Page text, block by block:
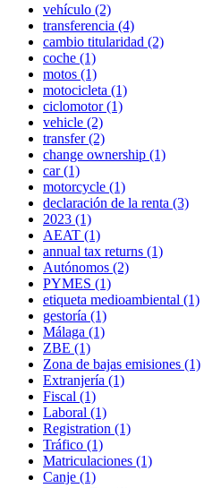
vehículo (2)
transferencia (4)
cambio titularidad (2)
coche (1)
motos (1)
motocicleta (1)
ciclomotor(1)
vehicle (2)
transfer(2)
change ownership (1)
car(1)
motorcycle (1)
declaración de la renta (3)
2023 (1)
AEAT (1)
annual tax returns (1)
Autónomos (2)
PYMES (1)
etiqueta medioambiental (1)
gestoría (1)
Málaga (1)
ZBE (1)
Zona de bajas emisiones (1)
Extranjería (1)
Fiscal (1)
Laboral (1)
Registration (1)
Tráfico (1)
Matriculaciones (1)
Canje (1)